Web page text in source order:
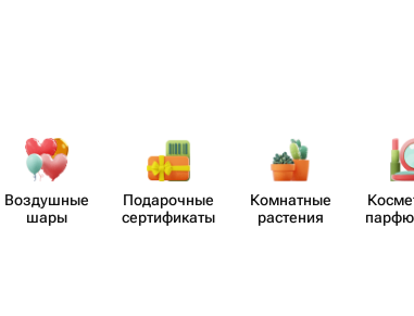
Воздушные
шары
Пода​рочные
серти​фикаты
Комнатные
растения